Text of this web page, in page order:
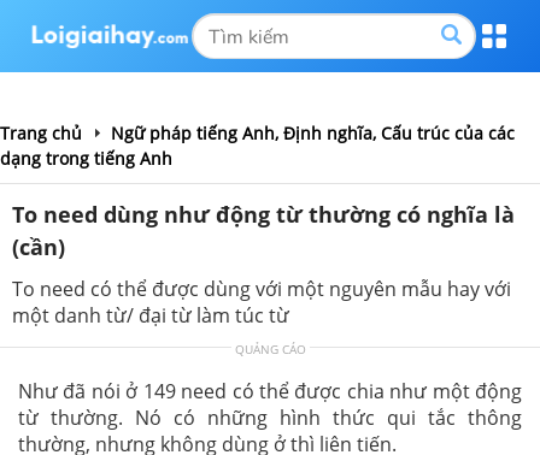
Trang chủ
Ngữ pháp tiếng Anh, Định nghĩa, Cấu trúc của các
dạng trong tiếng Anh
To need dùng như động từ thường có nghĩa là
(cần)
To need có thể được dùng với một nguyên mẫu hay với
một danh từ/ đại từ làm túc từ
QUẢNG CÁO
Như đã nói ở 149 need có thể được chia như một động
từ thường. Nó có những hình thức qui tắc thông
thường, nhưng không dùng ở thì liên tiến.